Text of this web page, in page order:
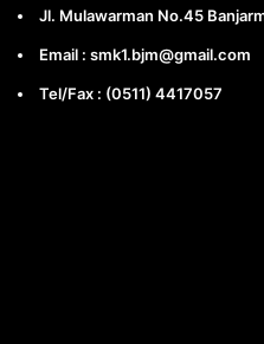
Jl. Mulawarman No.45
Email : smk1.bjm@gmail.com
Tel/Fax : (0511) 4417057